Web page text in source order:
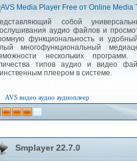
собой
аудио файлов и
функциональность и
многофункциональный
нескольких программ.
типов аудио и видео
плеером в системе.
AVS видео аудио аудиоплеер
Smplayer 22.7.0